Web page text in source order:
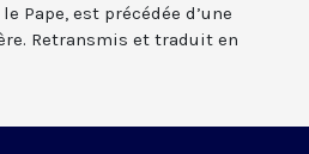
Pape, est précédée d’une
Retransmis et traduit en